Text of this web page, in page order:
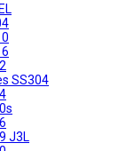
SS304
J3L